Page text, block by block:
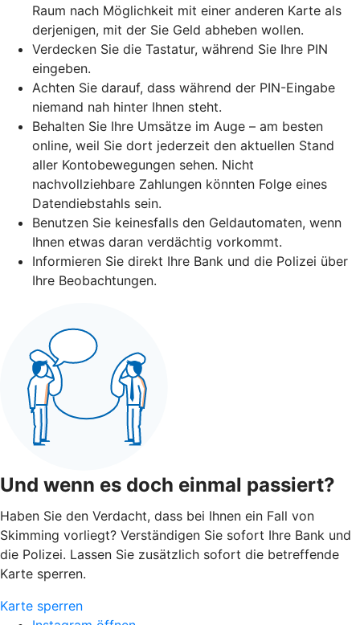
Raum nach Möglichkeit mit einer anderen Karte als
derjenigen, mit der Sie Geld abheben wollen.
Verdecken Sie die Tastatur, während Sie Ihre PIN
eingeben.
Achten Sie darauf, dass während der PIN-Eingabe
niemand nah hinter Ihnen steht.
Behalten Sie Ihre Umsätze im Auge – am besten
online, weil Sie dort jederzeit den aktuellen Stand
aller Kontobewegungen sehen. Nicht
nachvollziehbare Zahlungen könnten Folge eines
Datendiebstahls sein.
Benutzen Sie keinesfalls den Geldautomaten, wenn
Ihnen etwas daran verdächtig vorkommt.
Informieren Sie direkt Ihre Bank und die Polizei über
Ihre Beobachtungen.
Und wenn es doch einmal passiert?
Haben Sie den Verdacht, dass bei Ihnen ein Fall von
Skimming vorliegt? Verständigen Sie sofort Ihre Bank und
die Polizei. Lassen Sie zusätzlich sofort die betreffende
Karte sperren.
Karte sperren